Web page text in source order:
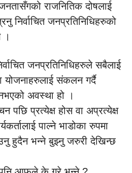
राजनितिक दोषलाई
निर्वाचित जनप्रतिनिधिहरुको
।
जनप्रतिनिधिहरुले सबैलाई
योजनाहरुलाई संकलन गर्दै
अवस्था हो ।
पछि प्रत्येक्ष होस वा अप्रत्येक्ष
पाल्ने भाडोका रुपमा
हुदैन भन्ने बुझ्नु जरुरी देखिन्छ